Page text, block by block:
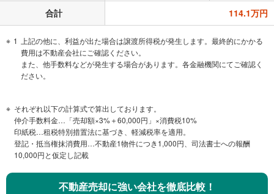
合計
114.1万円
1
上記の他に、利益が出た場合は譲渡所得税が発生します。最終的にかかる
費用は不動産会社にご確認ください。
また、他手数料などが発生する場合があります。各金融機関にてご確認く
ださい。
それぞれ以下の計算式で算出しております。
仲介手数料金…「売却額×3%＋60,000円」×消費税10%
印紙税…租税特別措置法に基づき、軽減税率を適用。
登記・抵当権抹消費用…不動産1物件につき1,000円、司法書士への報酬
10,000円と仮定し記載
不動産売却に強い会社を徹底比較！